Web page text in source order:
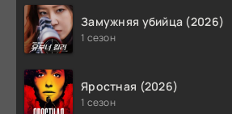
Замужняя убийца (2026)
1 сезон
Яростная (2026)
1 сезон